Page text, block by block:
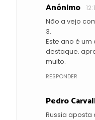
Anónimo
Não a vejo
3.
Este ano é
destaque.
muito.
RESPONDER
Pedro
Russia aposta